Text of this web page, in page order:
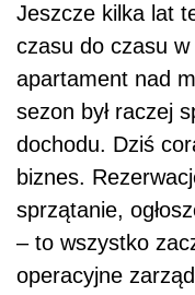
Jeszcze kilka lat
czasu do czasu
apartament nad
sezon był raczej
dochodu. Dziś
biznes.
sprzątanie,
– to wszystko
operacyjne